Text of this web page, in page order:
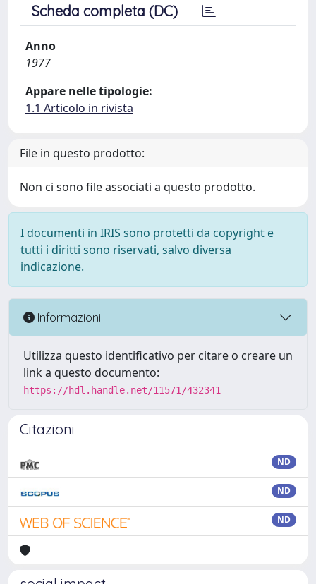
Scheda completa (DC)
Anno
1977
Appare nelle tipologie:
1.1 Articolo in rivista
File in questo prodotto:
Non ci sono file associati a questo prodotto.
I documenti in IRIS sono protetti da copyright e
tutti i diritti sono riservati, salvo diversa
indicazione.
Informazioni
Utilizza questo identificativo per citare o creare un
link a questo documento:
https://hdl.handle.net/11571/432341
Citazioni
ND
ND
ND